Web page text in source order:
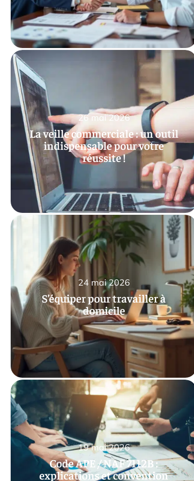
La veille commerciale : un outil
indispensable pour votre
réussite !
26 mai 2026
S’équiper pour travailler à
domicile
24 mai 2026
Code APE / NAF 7112B :
explications et convention
19 mai 2026